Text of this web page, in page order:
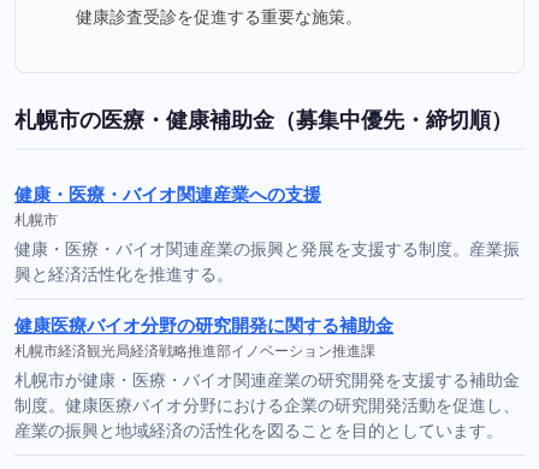
健康診査受診を促進する重要な施策。
札幌市の医療・健康補助金（募集中優先・締切順）
健康・医療・バイオ関連産業への支援
札幌市
健康・医療・バイオ関連産業の振興と発展を支援する制度。産業振
興と経済活性化を推進する。
健康医療バイオ分野の研究開発に関する補助金
札幌市経済観光局経済戦略推進部イノベーション推進課
札幌市が健康・医療・バイオ関連産業の研究開発を支援する補助金
制度。健康医療バイオ分野における企業の研究開発活動を促進し、
産業の振興と地域経済の活性化を図ることを目的としています。